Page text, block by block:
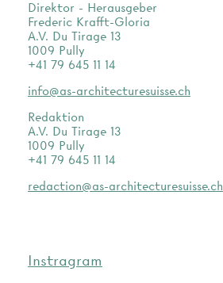
Direktor - Herausgeber
Frederic Krafft-Gloria
A.V. Du Tirage 13
1009 Pully
+41 79 645 11 14
info@as-architecturesuisse.ch
Redaktion
A.V. Du Tirage 13
1009 Pully
+41 79 645 11 14
redaction@as-architecturesuisse.ch
Instragram